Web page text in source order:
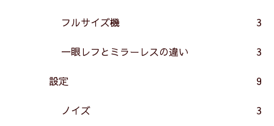
フルサイズ機 3
一眼レフとミラーレスの違い 3
設定 9
ノイズ 3